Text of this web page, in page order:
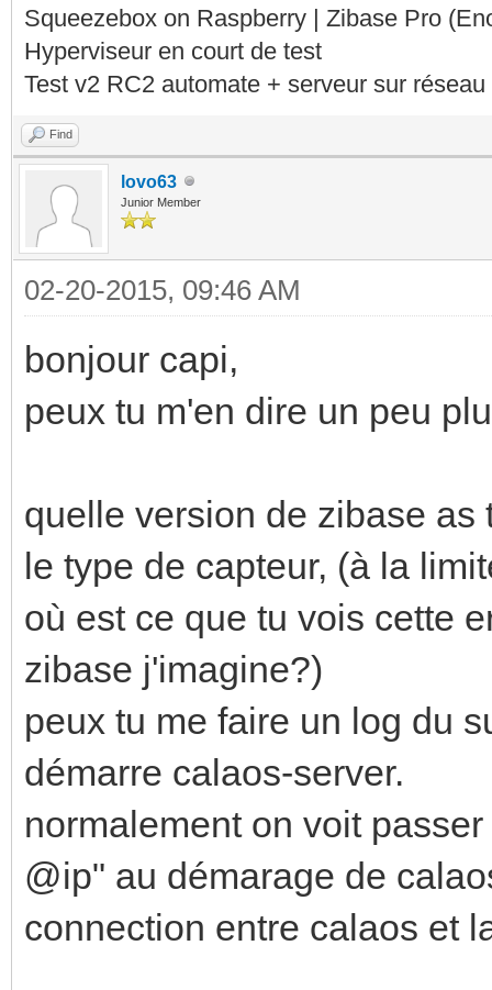
Squeezebox on Raspberry | Zibase Pro
Hyperviseur en court de test
Test v2 RC2 automate + serveur sur
Find
lovo63
Junior Member
02-20-2015, 09:46 AM
bonjour capi,
peux tu m'en dire un peu
quelle version de zibase as
le type de capteur, (à la
où est ce que tu vois cette
zibase j'imagine?)
peux tu me faire un log du
démarre calaos-server.
normalement on voit
@ip" au démarage de
connection entre calaos et